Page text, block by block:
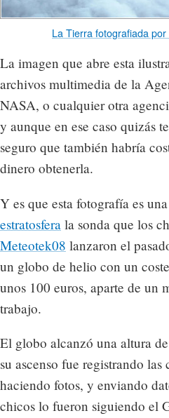
La Tierra fotografiada
La imagen que abre esta
archivos multimedia de la
NASA, o cualquier otra
y aunque en ese caso quizás
seguro que también habría
dinero obtenerla.
Y es que esta fotografía es
estratosfera la sonda que los
Meteotek08 lanzaron el
un globo de helio con un
unos 100 euros, aparte de un
trabajo.
El globo alcanzó una altura
su ascenso fue registrando
haciendo fotos, y enviando
chicos lo fueron siguiendo el